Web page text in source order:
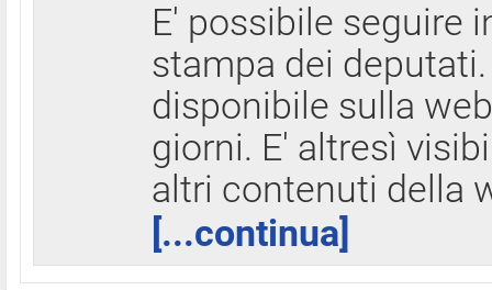
E' possibile seguire
stampa dei
disponibile sulla
giorni. E' altresì
altri contenuti della
[...continua]